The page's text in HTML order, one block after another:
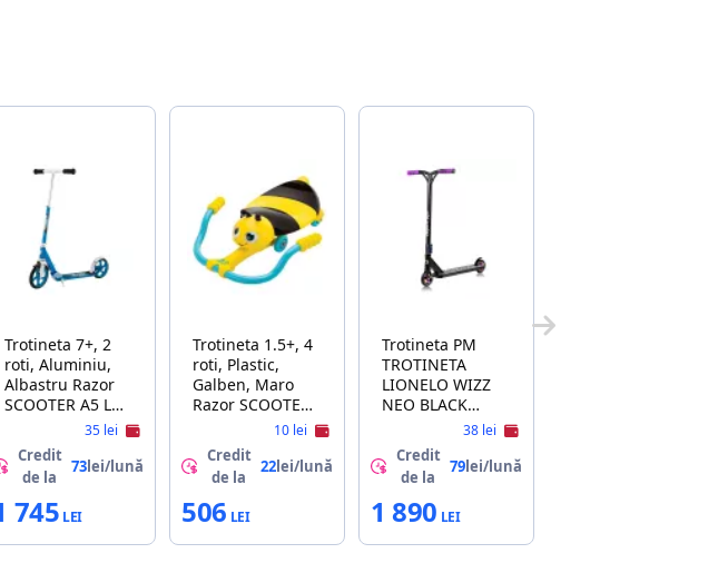
Trotineta 7+, 2
roti, Aluminiu,
Albastru Razor
SCOOTER A5 LUX
- BLUE 23L (MC3)
13073042
35 lei
Credit
de la
73lei/lună
745
Trotineta 1.5+, 4
roti, Plastic,
Galben, Maro
Razor SCOOTER
TWISTI LIL' BUZZ
- BLUE 24L INTL
(MC2) 25073640
10 lei
Credit
de la
22lei/lună
506
Trotineta PM
TROTINETA
LIONELO WIZZ
NEO BLACK
MULTICOLOR
38 lei
Credit
de la
79lei/lună
1 890